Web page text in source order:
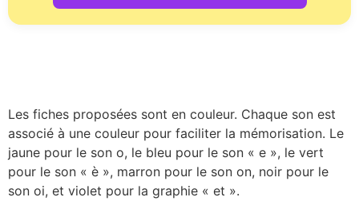
Les fiches proposées sont en couleur. Chaque son est
associé à une couleur pour faciliter la mémorisation. Le
jaune pour le son o, le bleu pour le son « e », le vert
pour le son « è », marron pour le son on, noir pour le
son oi, et violet pour la graphie « et ».